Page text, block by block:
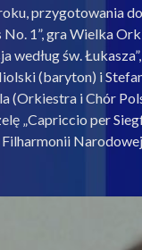
przygotowania
1”, gra Wielka
według św.
(baryton) i
(Orkiestra i Chór
„Capriccio per